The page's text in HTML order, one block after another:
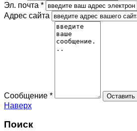
Эл. почта *
Адрес сайта
Сообщение *
Наверх
Поиск